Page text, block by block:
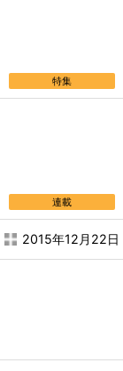
特集
連載
2015年12月22日